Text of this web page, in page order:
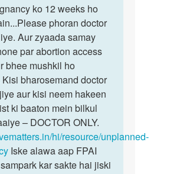
ko 12 weeks ho
phoran doctor
Aur zyaada samay
par abortion access
bhee mushkil ho
bharosemand doctor
aur kisi neem hakeen
ki baaton mein bilkul
– DOCTOR ONLY.
hi/resource/unplanned-
Iske alawa aap FPAI
kar sakte hai jiski